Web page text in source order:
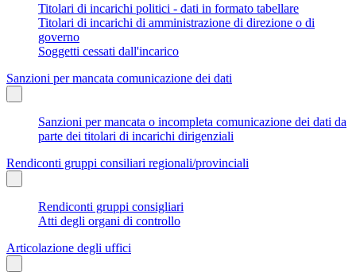
Titolari di incarichi politici - dati in formato tabellare
Titolari di incarichi di amministrazione di direzione o di
governo
Soggetti cessati dall'incarico
Sanzioni per mancata comunicazione dei dati
Sanzioni per mancata o incompleta comunicazione dei dati da
parte dei titolari di incarichi dirigenziali
Rendiconti gruppi consiliari regionali/provinciali
Rendiconti gruppi consigliari
Atti degli organi di controllo
Articolazione degli uffici